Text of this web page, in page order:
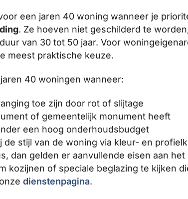
een jaren 40 woning wanneer je
. Ze hoeven niet geschilderd te
van 30 tot 50 jaar. Voor
meest praktische keuze.
40 woningen wanneer:
toe zijn door rot of slijtage
of gemeentelijk monument heeft
een hoog onderhoudsbudget
stijl van de woning via kleur- en
dan gelden er aanvullende eisen aan
kozijnen of speciale beglazing te kijken
dienstenpagina.